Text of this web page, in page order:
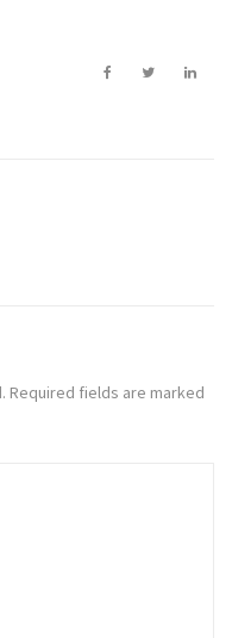
Required fields are marked